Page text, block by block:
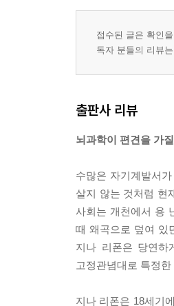
접수된 글은 확인
독자 분들의 리뷰
출판사 리뷰
뇌과학이 편견을 가
수많은 자기계발서
살지 않는 것처럼 현
사회는 개천에서 용
때 왜곡으로 덮여 있
지나 리폰은 당연하
고정관념대로 특정
지나 리폰은 18세기